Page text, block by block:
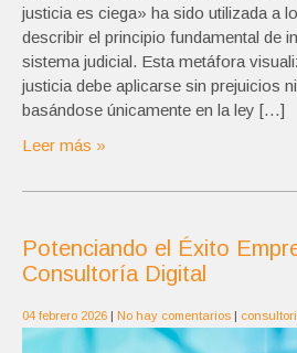
justicia es ciega» ha sido utilizada a
describir el principio fundamental de
sistema judicial. Esta metáfora
justicia debe aplicarse sin prejuicios
basándose únicamente en la ley […]
Leer más »
Potenciando el Éxito
Consultoría Digital
04 febrero 2026 | No hay comentarios |